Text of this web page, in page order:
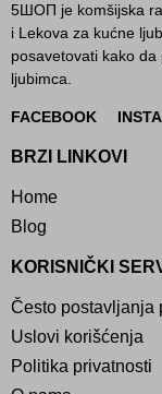
5ШОП je komšijska
i Lekova za kućne
posavetovati kako
ljubimca.
FACEBOOK
BRZI LINKOVI
Home
Blog
KORISNIČKI
Često postavljanja
Uslovi korišćenja
Politika privatnosti